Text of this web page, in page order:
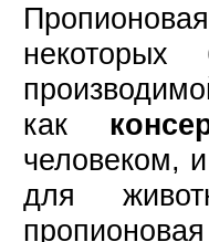
как
человеком,
для